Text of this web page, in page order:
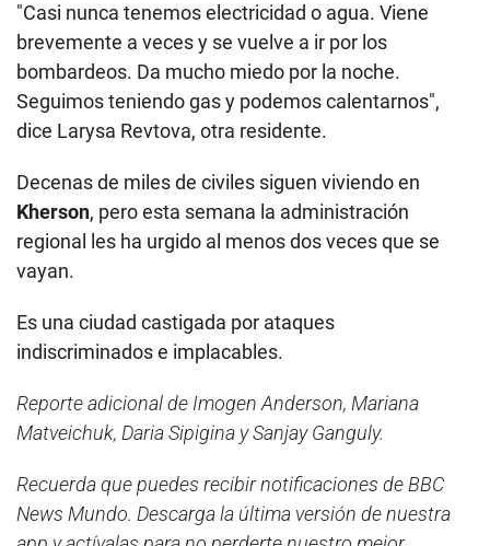
"Casi nunca tenemos electricidad o agua. Viene
brevemente a veces y se vuelve a ir por los
bombardeos. Da mucho miedo por la noche.
Seguimos teniendo gas y podemos calentarnos",
dice Larysa Revtova, otra residente.
Decenas de miles de civiles siguen viviendo en
Kherson, pero esta semana la administración
regional les ha urgido al menos dos veces que se
vayan.
Es una ciudad castigada por ataques
indiscriminados e implacables.
Reporte adicional de Imogen Anderson, Mariana
Matveichuk, Daria Sipigina y Sanjay Ganguly.
Recuerda que puedes recibir notificaciones de BBC
News Mundo. Descarga la última versión de nuestra